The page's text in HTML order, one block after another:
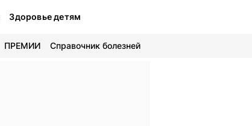
Здоровье детям
ПРЕМИИ Справочник болезней